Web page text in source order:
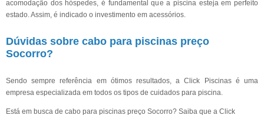
acomodação dos hóspedes, é fundamental que a piscina esteja em perfeito
estado. Assim, é indicado o investimento em acessórios.
Dúvidas sobre cabo para piscinas preço
Socorro?
Sendo sempre referência em ótimos resultados, a Click Piscinas é uma
empresa especializada em todos os tipos de cuidados para piscina.
Está em busca de cabo para piscinas preço Socorro? Saiba que a Click